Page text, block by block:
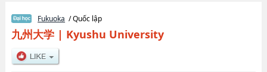
Fukuoka / Quốc lập
九州大学| Kyushu University